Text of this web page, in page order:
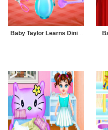
Baby Taylor Learns Dining Manners